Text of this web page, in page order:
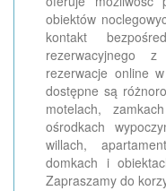
obiektów
kontakt
rezerwacyjnego
rezerwacje online
dostępne są
motelach,
ośrodkach
willach,
domkach i
Zapraszamy do